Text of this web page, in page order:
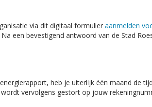
via dit digitaal formulier aanmelden
een bevestigend antwoord van de Stad
heb je uiterlijk één maand de
vervolgens gestort op jouw